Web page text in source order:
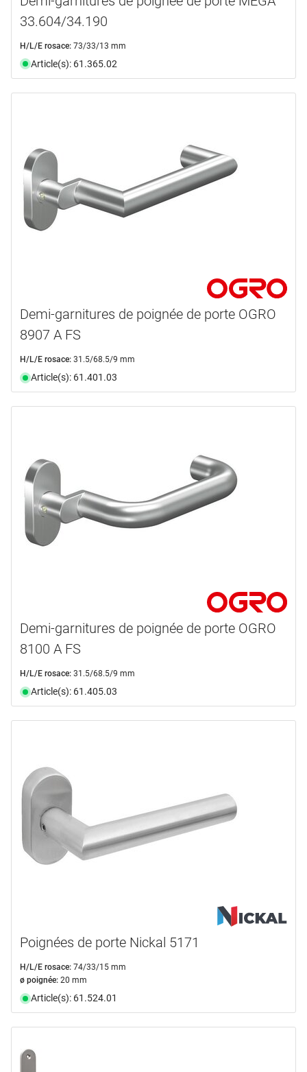
33.604/34.190
H/L/E rosace: 73/33/13 mm
Article(s): 61.365.02
Demi-garnitures de poignée de porte OGRO
8907 A FS
H/L/E rosace: 31.5/68.5/9 mm
Article(s): 61.401.03
Demi-garnitures de poignée de porte OGRO
8100 A FS
H/L/E rosace: 31.5/68.5/9 mm
Article(s): 61.405.03
Poignées de porte Nickal 5171
H/L/E rosace: 74/33/15 mm
ø poignée: 20 mm
Article(s): 61.524.01